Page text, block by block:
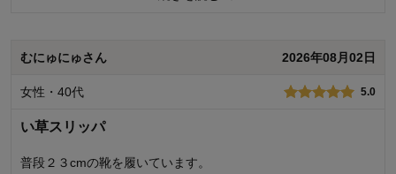
参考になった
使用感・使いやすさ
むにゅにゅさん 2026年08月02日
女性・40代 5.0
い草スリッパ
普段２３cmの靴を履いています。